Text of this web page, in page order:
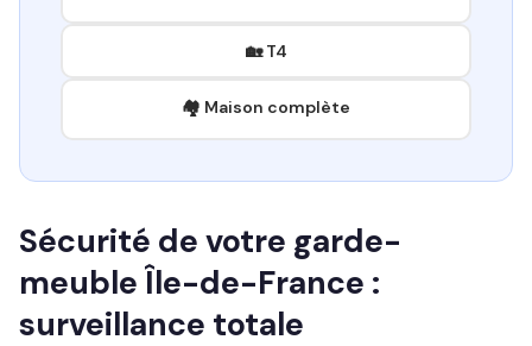
🏡 T4
🏘️ Maison complète
Sécurité de votre garde-
meuble Île-de-France :
surveillance totale